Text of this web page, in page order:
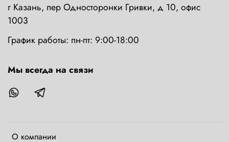
О компании
г Казань, пер Односторонки Гривки, д 10, офис
1003
График работы: пн-пт: 9:00-18:00
Мы всегда на связи